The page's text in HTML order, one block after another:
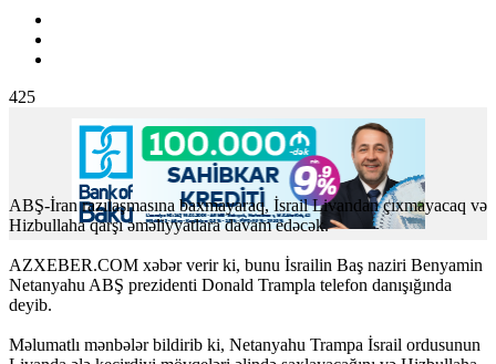
425
ABŞ-İran razılaşmasına baxmayaraq, İsrail Livandan çıxmayacaq və
Hizbullaha qarşı əməliyyatlara davam edəcək.
AZXEBER.COM xəbər verir ki, bunu İsrailin Baş naziri Benyamin
Netanyahu ABŞ prezidenti Donald Trampla telefon danışığında
deyib.
Məlumatlı mənbələr bildirib ki, Netanyahu Trampa İsrail ordusunun